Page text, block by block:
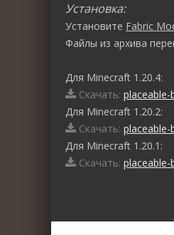
Установка:
Установите Fabric
Файлы из архива
Для Minecraft 1.20.4:
Скачать:
Для Minecraft 1.20.2:
Скачать:
Для Minecraft 1.20.1:
Скачать: